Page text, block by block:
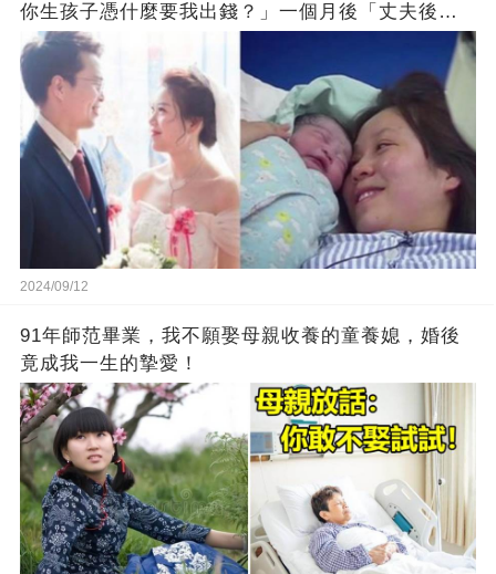
你生孩子憑什麼要我出錢？」一個月後「丈夫後悔
不已」：錢我出一半
2024/09/12
91年師范畢業，我不願娶母親收養的童養媳，婚後
竟成我一生的摯愛！